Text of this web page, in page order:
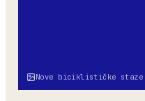
Nove biciklističke staze